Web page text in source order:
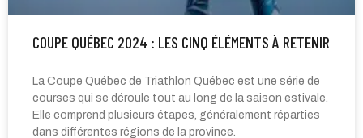
COUPE QUÉBEC 2024 : LES CINQ ÉLÉMENTS À RETENIR
La Coupe Québec de Triathlon Québec est une série de
courses qui se déroule tout au long de la saison estivale.
Elle comprend plusieurs étapes, généralement réparties
dans différentes régions de la province.